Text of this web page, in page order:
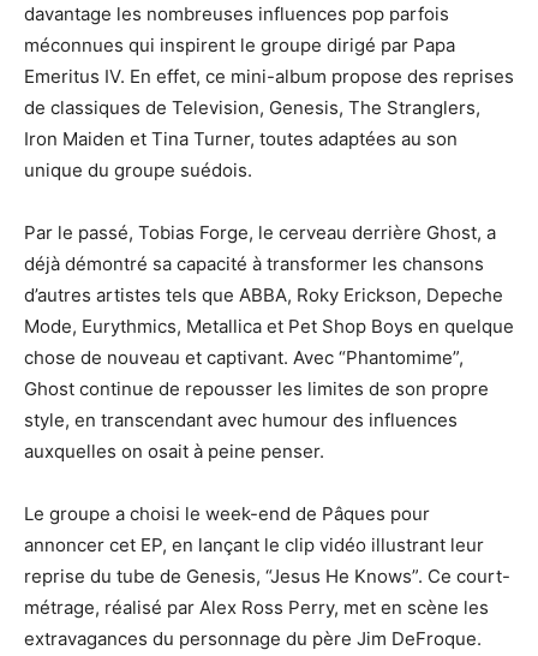
davantage les nombreuses influences pop parfois
méconnues qui inspirent le groupe dirigé par Papa
Emeritus IV. En effet, ce mini-album propose des reprises
de classiques de Television, Genesis, The Stranglers,
Iron Maiden et Tina Turner, toutes adaptées au son
unique du groupe suédois.
Par le passé, Tobias Forge, le cerveau derrière Ghost, a
déjà démontré sa capacité à transformer les chansons
d’autres artistes tels que ABBA, Roky Erickson, Depeche
Mode, Eurythmics, Metallica et Pet Shop Boys en quelque
chose de nouveau et captivant. Avec “Phantomime”,
Ghost continue de repousser les limites de son propre
style, en transcendant avec humour des influences
auxquelles on osait à peine penser.
Le groupe a choisi le week-end de Pâques pour
annoncer cet EP, en lançant le clip vidéo illustrant leur
reprise du tube de Genesis, “Jesus He Knows”. Ce court-
métrage, réalisé par Alex Ross Perry, met en scène les
extravagances du personnage du père Jim DeFroque.